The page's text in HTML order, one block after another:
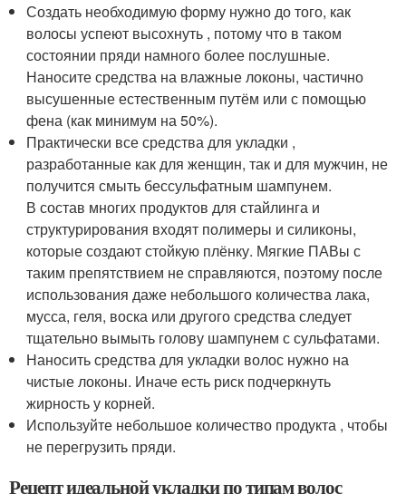
Создать необходимую форму нужно до того, как
волосы успеют высохнуть , потому что в таком
состоянии пряди намного более послушные.
Наносите средства на влажные локоны, частично
высушенные естественным путём или с помощью
фена (как минимум на 50%).
Практически все средства для укладки ,
разработанные как для женщин, так и для мужчин, не
получится смыть бессульфатным шампунем.
В состав многих продуктов для стайлинга и
структурирования входят полимеры и силиконы,
которые создают стойкую плёнку. Мягкие ПАВы с
таким препятствием не справляются, поэтому после
использования даже небольшого количества лака,
мусса, геля, воска или другого средства следует
тщательно вымыть голову шампунем с сульфатами.
Наносить средства для укладки волос нужно на
чистые локоны. Иначе есть риск подчеркнуть
жирность у корней.
Используйте небольшое количество продукта , чтобы
не перегрузить пряди.
Рецепт идеальной укладки по типам волос